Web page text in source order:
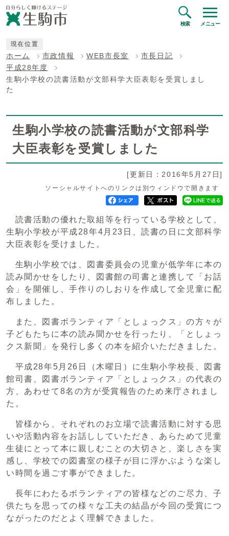
検索 メニュー
現在位置
ホーム 市政情報 WEB市長室
市長日記
平成28年度
生駒小学校の読書活動が文部科学大臣表彰を受賞しまし
た
生駒小学校の読書活動が文部科学
大臣表彰を受賞しました
[更新日：2016年5月27日]
ソーシャルサイトへのリンクは別ウィンドウで開きます
読書活動の優れた取組等を行っている学校として、
生駒小学校が平成28年4月23日、読書の日に文部科学
大臣表彰を受けました。
生駒小学校では、図書委員会の児童が低学年に本の
読み聞かせをしたり、図書館の司書と連携して「お話
会」を開催し、手作りのしおりを作成して全児童に配
布しました。
また、図書ボランティア「としょっクス」の方々が
子どもたちに本の読み聞かせを行ったり、「としょっ
クス新聞」を発行し多くの本を紹介いただきました。
平成28年5月26日（木曜日）に生駒小学校長、図書
館司書、図書ボランティア「としょっクス」の代表の
方、あわせて8名の方が受賞報告のため来庁されまし
た。
皆様から、それぞれのお立場で読書活動に対する思
いや活動内容をお話ししていただき、あらためて児童
生徒にとって本に親しむことの大切さと、楽しさを実
感し、学校での図書室の様子が目に浮かぶような楽し
い時間を過ごす事ができました。
長年にわたるボランティアの皆様などのご尽力、子
供たちを思っての様々な工夫の結晶が今回の受賞につ
ながったのだとよく理解できました。